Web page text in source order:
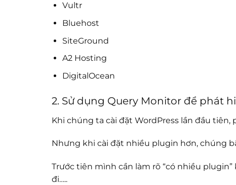
Vultr
Bluehost
SiteGround
A2 Hosting
DigitalOcean
2. Sử dụng Query Monitor để phát
Khi chúng ta cài đặt WordPress lần đầu
Nhưng khi cài đặt nhiều plugin hơn, chúng
Trước tiên mình cần làm rõ “có nhiều
đi…..